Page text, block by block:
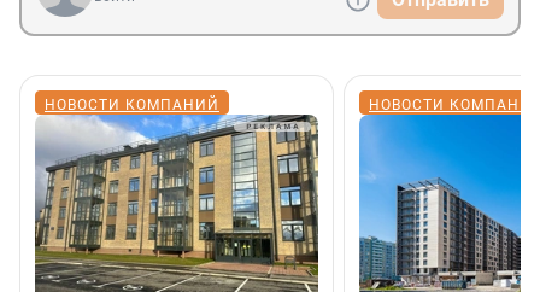
НОВОСТИ КОМПАНИЙ НОВОСТИ